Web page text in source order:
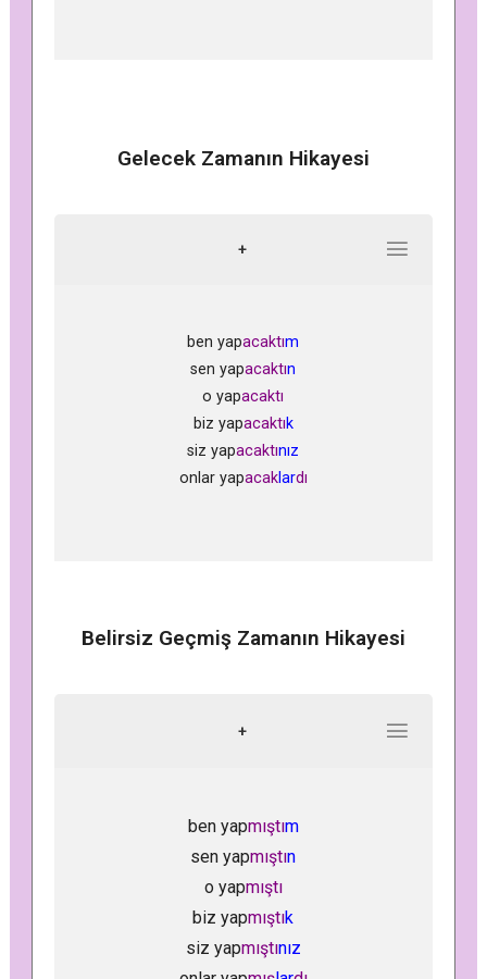
Gelecek Zamanın Hikayesi
+
ben yapacaktım
sen yapacaktın
o yapacaktı
biz yapacaktık
siz yapacaktınız
onlar yapacaklardı
Belirsiz Geçmiş Zamanın Hikayesi
+
ben yapmıştım
sen yapmıştın
o yapmıştı
biz yapmıştık
siz yapmıştınız